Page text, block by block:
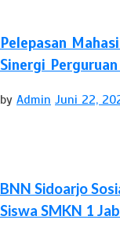
Pelepasan
Sinergi
by Admin Juni 22,
BNN Sidoarjo
Siswa SMKN 1